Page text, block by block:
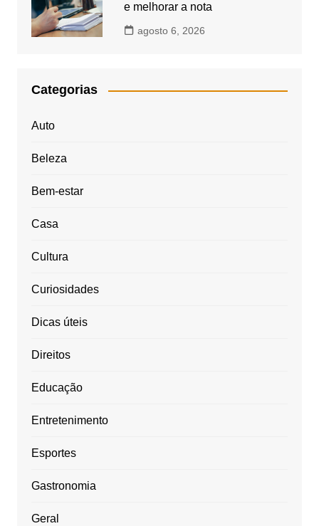
e melhorar a nota
agosto 6, 2026
Categorias
Auto
Beleza
Bem-estar
Casa
Cultura
Curiosidades
Dicas úteis
Direitos
Educação
Entretenimento
Esportes
Gastronomia
Geral